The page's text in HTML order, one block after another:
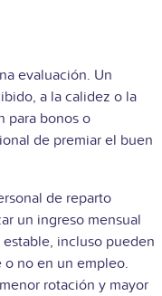
evaluación. Un
a la calidez o la
para bonos o
de premiar el buen
de reparto
un ingreso mensual
incluso pueden
o no en un empleo.
rotación y mayor